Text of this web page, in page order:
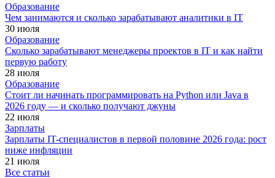
Образование
Чем занимаются и сколько зарабатывают аналитики в IT
30 июля
Образование
Сколько зарабатывают менеджеры проектов в IT и как найти
первую работу
28 июля
Образование
Стоит ли начинать программировать на Python или Java в
2026 году — и сколько получают джуны
22 июля
Зарплаты
Зарплаты IT-специалистов в первой половине 2026 года: рост
ниже инфляции
21 июля
Все статьи